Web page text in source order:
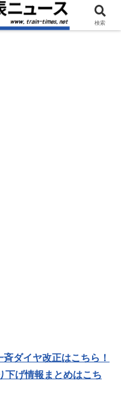
ダイヤ改正はこちら！
下げ情報まとめはこち
検索